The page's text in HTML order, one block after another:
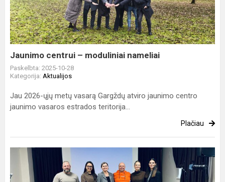
moduliniai
nameliai
Jaunimo centrui – moduliniai nameliai
Paskelbta: 2025-10-28
Kategorija: Aktualijos
Jau 2026-ųjų metų vasarą Gargždų atviro jaunimo centro
jaunimo vasaros estrados teritorija...
Plačiau
Tikros
istorijos,
kurios